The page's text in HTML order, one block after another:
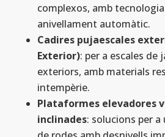
complexos, amb tecnologia
anivellament automàtic.
Cadires pujaescales
Exterior): per a escales de
exteriors, amb materials
intempèrie.
Plataformes elevadores
inclinades: solucions per a